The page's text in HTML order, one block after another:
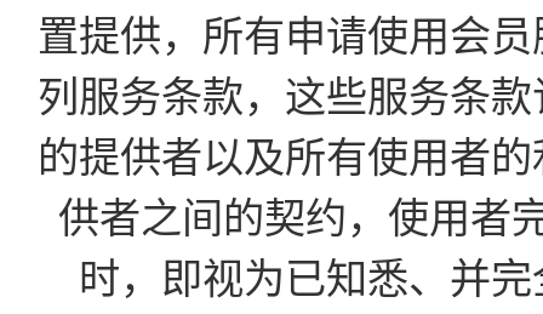
置提供，所有申请使用会
列服务条款，这些服务条
的提供者以及所有使用者
供者之间的契约，使用者
时，即视为已知悉、并